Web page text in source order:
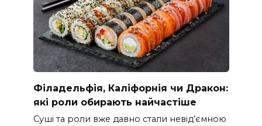
Філадельфія, Каліфорнія чи Дракон:
які роли обирають найчастіше
Суші та роли вже давно стали невід’ємною